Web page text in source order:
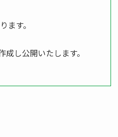
ます。
し公開いたします。